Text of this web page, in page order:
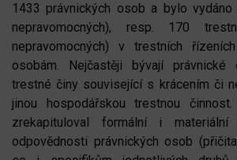
1433 právnických osob a bylo
nepravomocných), resp. 170
nepravomocných) v trestních
osobám. Nejčastěji bývají
trestné činy související s krácením či
jinou hospodářskou trestnou
zrekapituloval formální i materiální
odpovědnosti právnických osob